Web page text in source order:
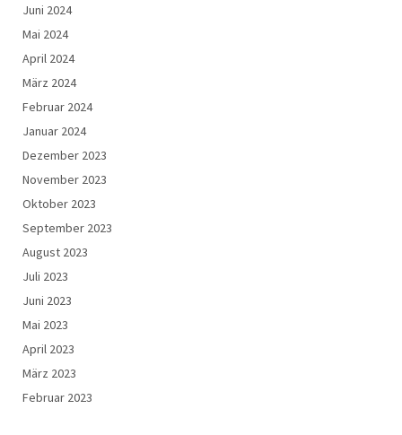
Juni 2024
Mai 2024
April 2024
März 2024
Februar 2024
Januar 2024
Dezember 2023
November 2023
Oktober 2023
September 2023
August 2023
Juli 2023
Juni 2023
Mai 2023
April 2023
März 2023
Februar 2023